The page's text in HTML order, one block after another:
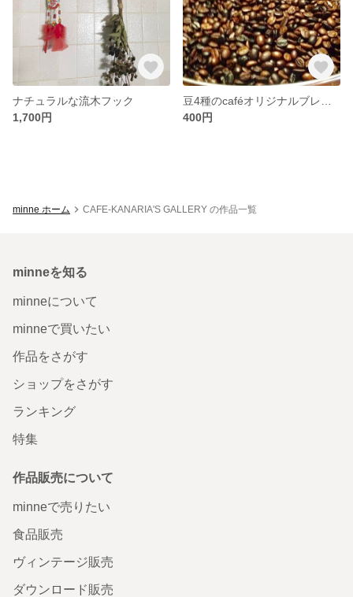
ナチュラルな流木フック
1,700円
400円
minne ホーム CAFE-KANARIA'S GALLERY の作品一覧
minneを知る
minneについて
minneで買いたい
作品をさがす
ショップをさがす
ランキング
特集
作品販売について
minneで売りたい
食品販売
ヴィンテージ販売
ダウンロード販売